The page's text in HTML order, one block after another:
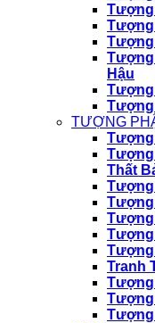
Tượng
Tượng
Tượng
Tượng
Hậu
Tượng
Tượng
TƯỢNG
Tượng
Tượng
Thất
Tượng
Tượng
Tượng
Tranh
Tượng
Tượng
Tượng